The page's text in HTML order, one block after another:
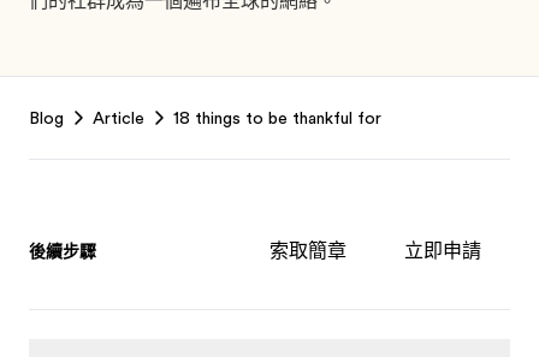
Blog Article 18 things to be thankful for
後續步驟 索取簡章 立即申請